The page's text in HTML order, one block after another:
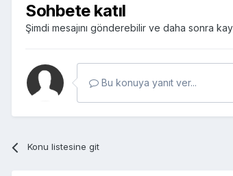
Sohbete katıl
Şimdi mesajını gönderebilir ve daha sonra
Bu konuya yanıt ver...
Konu listesine git